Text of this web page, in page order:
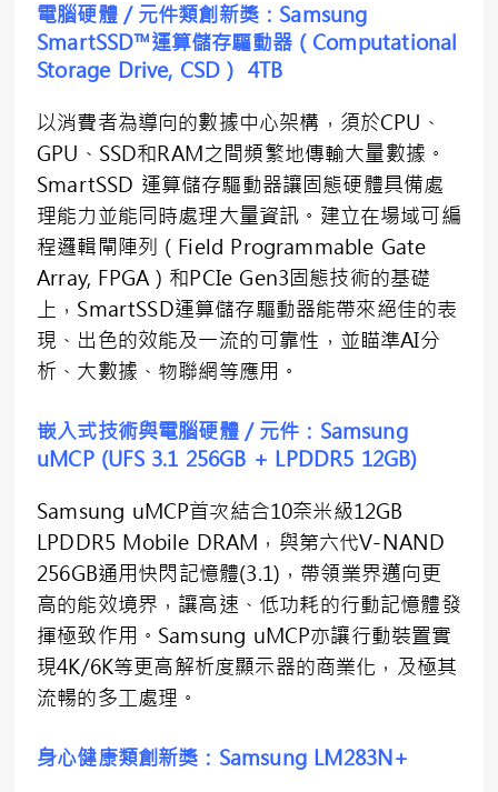
電腦硬體／元件類創新獎： Samsung
SmartSSD™運算儲存驅動器（ Computational
Storage Drive, CSD ） 4TB
以消費者為導向的數據中心架構，須於CPU、
GPU、SSD和RAM之間頻繁地傳輸大量數據。
SmartSSD 運算儲存驅動器讓固態硬體具備處
理能力並能同時處理大量資訊。建立在場域可編
程邏輯閘陣列（Field Programmable Gate
Array, FPGA）和PCIe Gen3固態技術的基礎
上，SmartSSD運算儲存驅動器能帶來絕佳的表
現、出色的效能及一流的可靠性，並瞄準AI分
析、大數據、物聯網等應用。
嵌入式技術與電腦硬體／元件： Samsung
uMCP (UFS 3.1 256GB + LPDDR5 12GB)
Samsung uMCP首次結合10奈米級12GB
LPDDR5 Mobile DRAM，與第六代V-NAND
256GB通用快閃記憶體(3.1)，帶領業界邁向更
高的能效境界，讓高速、低功耗的行動記憶體發
揮極致作用。Samsung uMCP亦讓行動裝置實
現4K/6K等更高解析度顯示器的商業化，及極其
流暢的多工處理。
身心健康類創新獎： Samsung LM283N+